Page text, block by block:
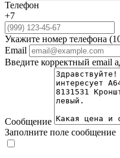
Телефон
+7
Укажите номер телефона
Email
Введите корректный email
Сообщение
Заполните поле сообщение